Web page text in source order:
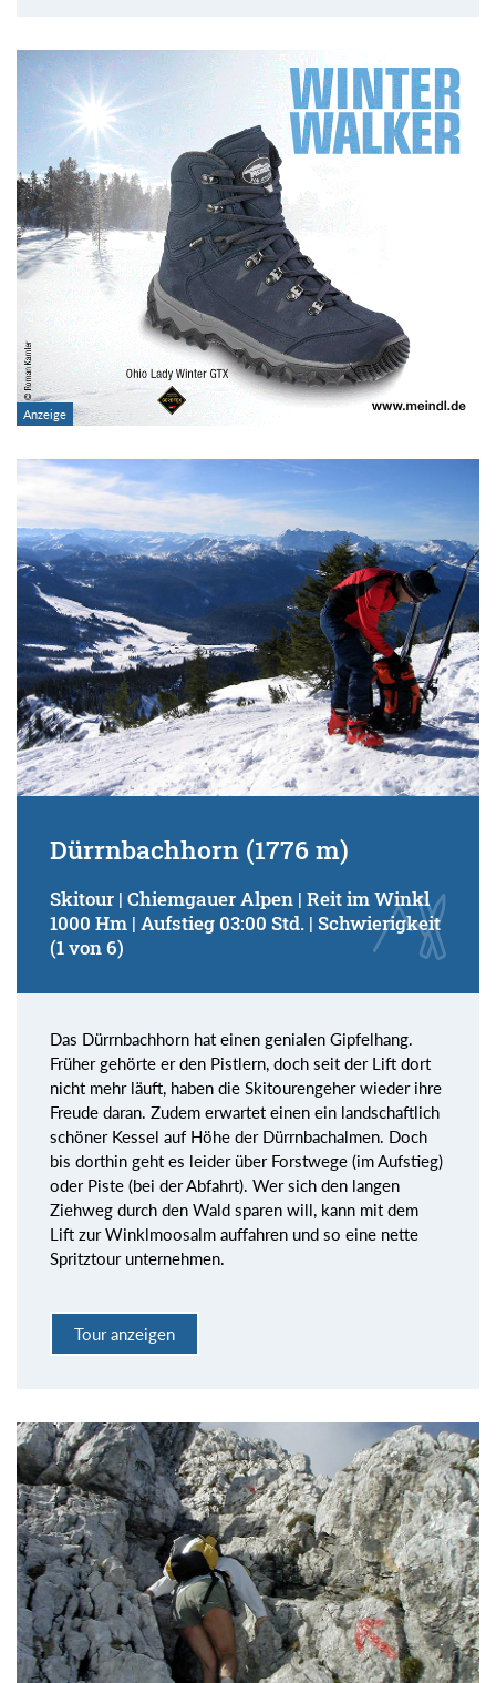
Dürrnbachhorn (1776 m)
Skitour | Chiemgauer Alpen | Reit im Winkl
1000 Hm | Aufstieg 03:00 Std. | Schwierigkeit
(1 von 6)
Das Dürrnbachhorn hat einen genialen Gipfelhang.
Früher gehörte er den Pistlern, doch seit der Lift dort
nicht mehr läuft, haben die Skitourengeher wieder ihre
Freude daran. Zudem erwartet einen ein landschaftlich
schöner Kessel auf Höhe der Dürrnbachalmen. Doch
bis dorthin geht es leider über Forstwege (im Aufstieg)
oder Piste (bei der Abfahrt). Wer sich den langen
Ziehweg durch den Wald sparen will, kann mit dem
Lift zur Winklmoosalm auffahren und so eine nette
Spritztour unternehmen.
Tour anzeigen